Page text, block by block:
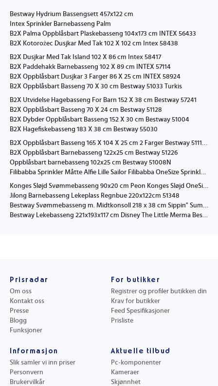
Bestway Hydrium Bassengsett 457x122 cm
Intex Sprinkler Barnebasseng Palm
B2X Palma Oppblåsbart Plaskebasseng 104x173 cm INTEX 56433
B2X Kotorożec Dusjkar Med Tak 102 X 102 cm Intex 58438
B2X Dusjkar Med Tak Island 102 X 86 cm Intex 58417
B2X Paddehakk Barnebasseng 102 X 89 cm INTEX 57114
B2X Oppblåsbart Dusjkar 3 Farger 86 X 25 cm INTEX 58924
B2X Oppblåsbart Basseng 70 X 30 cm Bestway 51033 Turkis
B2X Utvidelse Hagebasseng For Barn 152 X 38 cm Bestway 57241
B2X Oppblåsbart Basseng 70 X 24 cm Bestway 51128
B2X Dybder Oppblåsbart Basseng 152 X 30 cm Bestway 51004
B2X Hagefiskebasseng 183 X 38 cm Bestway 55030
B2X Oppblåsbart Basseng 165 X 104 X 25 cm 2 Farger Bestway 51115 Blå
B2X Oppblåsbart Barnebasseng 122x25 cm Bestway 51226
Oppblåsbart barnebasseng 102x25 cm Bestway 51008N
Filibabba Sprinkler Måtte Alfie Lille Sailor Filibabba OneSize Sprinkler Blå
Konges Sløjd Svømmebasseng 90x20 cm Peon Konges Sløjd OneSize Barnebasseng Beige Rosa
Jilong Barnebasseng Lekeplass Regnbue 220x122cm 51348
Bestway Svømmebasseng m. Midtkonsoll 218 x 38 cm Sippin" Sum Bestway OneSize Barnebasseng
Bestway Lekebasseng 221x193x117 cm Disney The Little Merma Bestway OneSize Barnebasseng
Prisradar
Om oss
Kontakt oss
Presse
Blogg
Funksjoner
For butikker
Registrer og profiler butikken din
Krav for butikker
Feed Spesifikasjoner
Prisliste
Informasjon
Slik samler vi inn priser
Personvern
Brukervilkår
Aktuelle tilbud
Pc-komponenter
Kameraer
Skjønnhet